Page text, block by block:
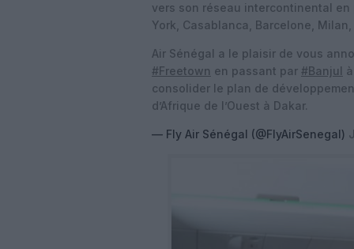
vers son réseau intercontinental
York, Casablanca, Barcelone,
Air Sénégal a le plaisir de vous
#Freetown en passant par #Banjul
consolider le plan de
d’Afrique de l’Ouest à Dakar.
— Fly Air Sénégal (@FlyAirSenegal)